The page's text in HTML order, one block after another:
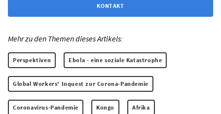
KONTAKT
Mehr zu den Themen dieses Artikels:
Perspektiven Ebola - eine soziale Katastrophe
Global Workers' Inquest zur Corona-Pandemie
Coronavirus-Pandemie Kongo Afrika